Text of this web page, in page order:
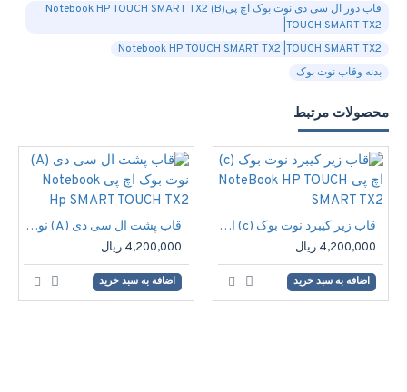
قاب دور ال سی دی نوت بوک اچ پی(B) Notebook HP TOUCH SMART TX2
|TOUCH SMART TX2
Notebook HP TOUCH SMART TX2 |TOUCH SMART TX2
بدنه وقاب نوت بوک
محصولات مرتبط
قاب زیر کیبرد نوت بوک (c) اچ پی NoteBook HP TOUCH SMART TX2
4,200,000 ریال
اضافه به سبد خرید
قاب پشت ال سی دی (A) نوت بوک اچ پی Notebook Hp SMART TOUCH TX2
4,200,000 ریال
اضافه به سبد خرید